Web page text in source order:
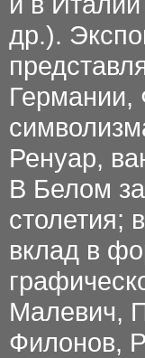
др.).
Германии,
Ренуар,
В Белом
столетия;
вклад в
Малевич,
Филонов,